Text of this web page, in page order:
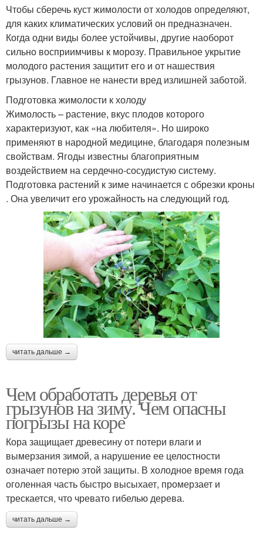
Чтобы сберечь куст жимолости от холодов определяют,
для каких климатических условий он предназначен.
Когда одни виды более устойчивы, другие наоборот
сильно восприимчивы к морозу. Правильное укрытие
молодого растения защитит его и от нашествия
грызунов. Главное не нанести вред излишней заботой.
Подготовка жимолости к холоду
Жимолость – растение, вкус плодов которого
характеризуют, как «на любителя». Но широко
применяют в народной медицине, благодаря полезным
свойствам. Ягоды известны благоприятным
воздействием на сердечно-сосудистую систему.
Подготовка растений к зиме начинается с обрезки кроны
. Она увеличит его урожайность на следующий год.
читать дальше →
Чем обработать деревья от
грызунов на зиму. Чем опасны
погрызы на коре
Кора защищает древесину от потери влаги и
вымерзания зимой, а нарушение ее целостности
означает потерю этой защиты. В холодное время года
оголенная часть быстро высыхает, промерзает и
трескается, что чревато гибелью дерева.
читать дальше →